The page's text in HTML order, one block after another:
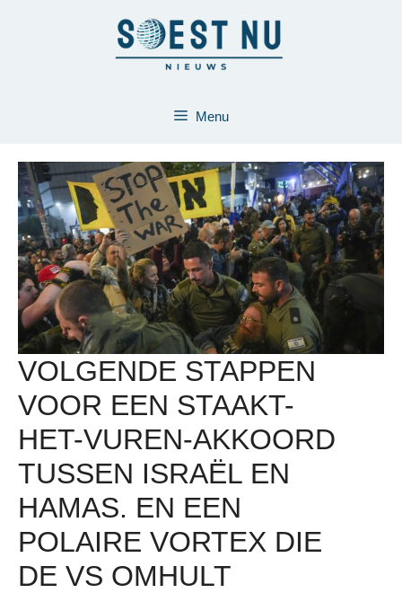
Menu
VOLGENDE STAPPEN
VOOR EEN STAAKT-
HET-VUREN-AKKOORD
TUSSEN ISRAËL EN
HAMAS. EN EEN
POLAIRE VORTEX DIE
DE VS OMHULT